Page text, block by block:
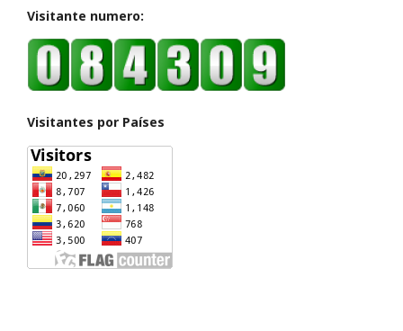
Visitante numero:
Visitantes por Países